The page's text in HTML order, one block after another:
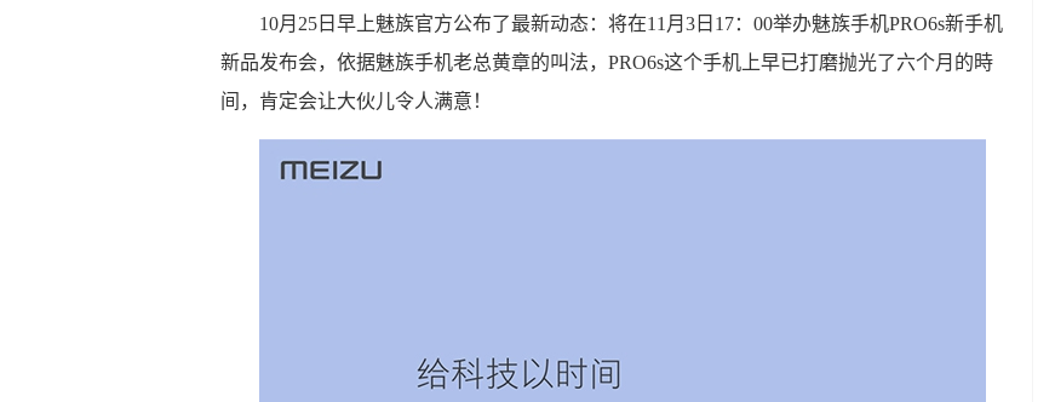
10月25日早上魅族官方公布了最新动态：将在11月3日17：00举办魅族手机PRO6s新手机
新品发布会，依据魅族手机老总黄章的叫法，PRO6s这个手机上早已打磨抛光了六个月的時
间，肯定会让大伙儿令人满意！